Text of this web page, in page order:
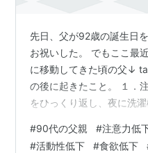
先日、父が92歳の誕生日
お祝いした。 でもここ最
に移動してきた頃の父↓
の後に起きたこと。 １．
をひっくり返し、夜に洗
での転倒が2回、床から立
#90代の父親 #注意力低
#活動性低下 #食欲低下